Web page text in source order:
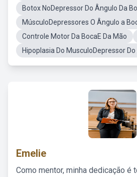
Botox NoDepressor Do Ângulo Da
MúsculoDepressores O Ângulo a
Controle Motor Da BocaE Da Mão
Hipoplasia Do MusculoDepressor
Emelie
Como mentor, minha dedicação é